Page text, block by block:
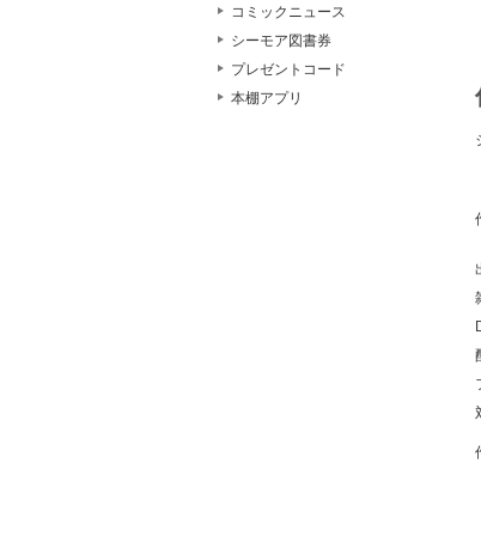
コミックニュース
シーモア図書券
プレゼントコード
本棚アプリ